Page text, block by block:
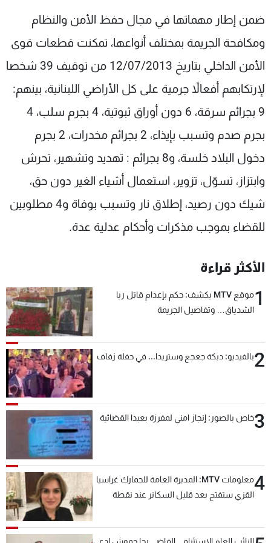
ضمن إطار مهماتها في مجال حفظ الأمن والنظام
ومكافحة الجريمة بمختلف أنواعها، تمكنت قطعات قوى
الأمن الداخلي بتاريخ 12/07/2013 من توقيف 39 شخصا
لإرتكابهم أفعالاً جرمية على كل الأراضي اللبنانية، بينهم:
9 بجرائم سرقة، 6 دون أوراق ثبوتية، 4 بجرم سلب، 4
بجرم صدم وتسبب بإيذاء، 2 بجرائم مخدرات، 2 بجرم
دخول البلاد خلسة، و8 بجرائم : تهديد وتشهير، تحرش
وابتزاز، تسوّل، تزوير، استعمال أشياء الغير دون حق،
شيك دون رصيد، إطلاق نار وتسبب بوفاة و4 مطلوبين
للقضاء بموجب مذكرات وأحكام عدلية عدة.
الأكثر قراءة
1
موقع MTV يكشف: حكم بإعدام قاتل ريا
الشدياق… وتفاصيل الجريمة
2بالفيديو: دبكة جعجع وستريدا... في حفلة زفاف
3خاص بالصور: إنجاز امني لمفرزة بعبدا القضائية
4
معلومات MTV: المديرة العامة للجمارك غراسيا
القزي ستفتح بعد قليل السكانر عند نقطة
السعودية والدول العربية
شاهد البرامج
الترددات
عن MTV
لاعلاناتكم
وظائف
تواصل معنا
شروط الإسـتخدام
سياسة الخصوصية